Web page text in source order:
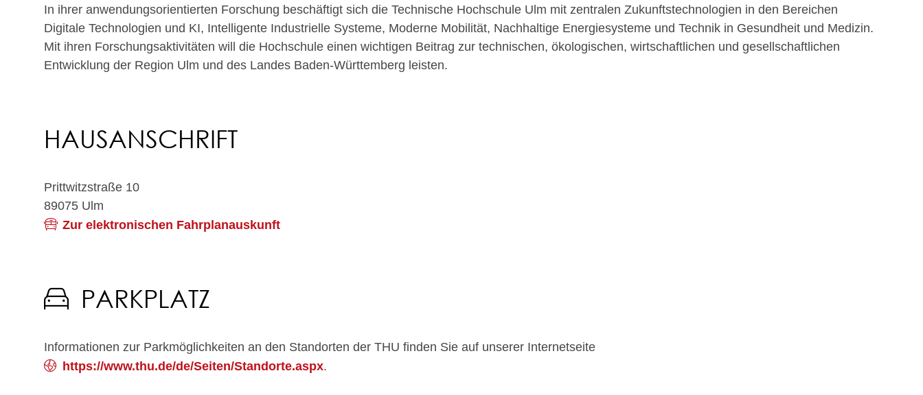
In ihrer anwendungsorientierten Forschung beschäftigt sich die Technische Hochschule Ulm mit zentralen Zukunftstechnologien in den Bereichen
Digitale Technologien und KI, Intelligente Industrielle Systeme, Moderne Mobilität, Nachhaltige Energiesysteme und Technik in Gesundheit und Medizin.
Mit ihren Forschungsaktivitäten will die Hochschule einen wichtigen Beitrag zur technischen, ökologischen, wirtschaftlichen und gesellschaftlichen
Entwicklung der Region Ulm und des Landes Baden-Württemberg leisten.
HAUSANSCHRIFT
Prittwitzstraße 10
89075 Ulm
Zur elektronischen Fahrplanauskunft
PARKPLATZ
Informationen zur Parkmöglichkeiten an den Standorten der THU finden Sie auf unserer Internetseite
https://www.thu.de/de/Seiten/Standorte.aspx.